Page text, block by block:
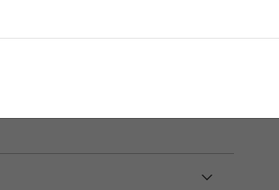
liggeunderlag. Med
dette underlag en
bløde polyestermateriale
hurtig oppustning og